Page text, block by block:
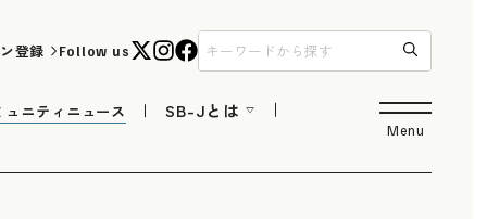
登録 Follow us
ュニティニュース SB-Jとは
Menu